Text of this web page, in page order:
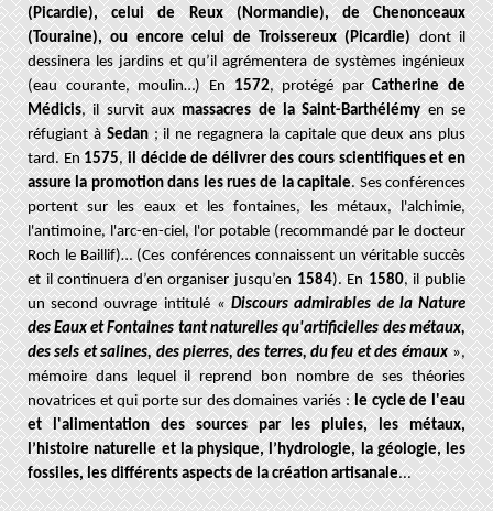
(Picardie), celui de Reux (Normandie), de Chenonceaux
(Touraine), ou encore celui de Troissereux (Picardie)dont il
dessinera les jardins et qu’il agrémentera de systèmes ingénieux
(eau courante, moulin…) En1572, protégé parCatherine de
Médicis, il survit auxmassacres de la Saint-Barthélémyen se
réfugiant àSedan; il ne regagnera la capitale que deux ans plus
tard. En1575,il décide de délivrer des cours scientifiques et en
assure la promotion dans les rues de la capitale. Ses conférences
portent sur les eaux et les fontaines, les métaux, l'alchimie,
l'antimoine, l'arc-en-ciel, l'or potable (recommandé par le docteur
Roch le Baillif)… (Ces conférences connaissent un véritable succès
et il continuera d’en organiser jusqu’en1584). En1580, il publie
un second ouvrage intitulé «Discours admirables de la Nature
des Eaux et Fontaines tant naturelles qu'artificielles des métaux,
des sels et salines, des pierres, des terres, du feu et des émaux »,
mémoire dans lequel il reprend bon nombre de ses théories
novatrices et qui porte sur des domaines variés : le cycle de l'eau
et l'alimentation des sources par les pluies, les métaux,
l’histoire naturelle et la physique, l’hydrologie, la géologie, les
fossiles, les différents aspects de la création artisanale...